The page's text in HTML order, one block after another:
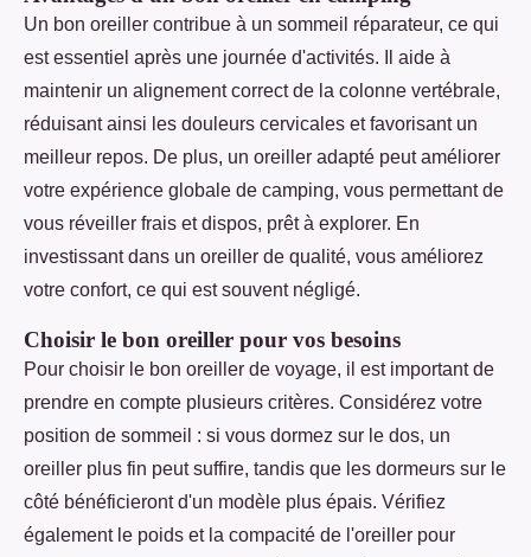
Un bon oreiller contribue à un sommeil réparateur, ce qui
est essentiel après une journée d'activités. Il aide à
maintenir un alignement correct de la colonne vertébrale,
réduisant ainsi les douleurs cervicales et favorisant un
meilleur repos. De plus, un oreiller adapté peut améliorer
votre expérience globale de camping, vous permettant de
vous réveiller frais et dispos, prêt à explorer. En
investissant dans un oreiller de qualité, vous améliorez
votre confort, ce qui est souvent négligé.
Choisir le bon oreiller pour vos besoins
Pour choisir le bon oreiller de voyage, il est important de
prendre en compte plusieurs critères. Considérez votre
position de sommeil : si vous dormez sur le dos, un
oreiller plus fin peut suffire, tandis que les dormeurs sur le
côté bénéficieront d'un modèle plus épais. Vérifiez
également le poids et la compacité de l'oreiller pour